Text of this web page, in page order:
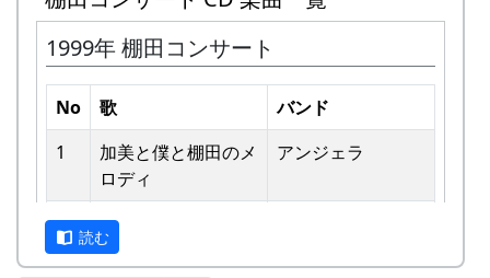
した。賞品は何と！「地元産の卵、半年分」でし
た。
田んぼの真ん中で山積みの卵の箱を受け取り、バ
ンドメンバーで分けて持って帰ろうとしてたら、
他のバンドに目茶苦茶うらやましがられたのを覚
えています。
しばらくメンバーのお家では、おいしい“たまご
かけごはん”や“卵料理”を味わうことができ、「音
楽やっててよかったなあ」と思った瞬間でした
予告編
1999年 棚田コンサート
No 歌
バンド
1
加美と僕と棚⽥のメ
ロディ
アンジェラ
2 歌おうみんなで
読む